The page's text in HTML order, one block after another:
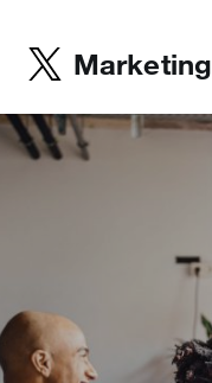
Marketing